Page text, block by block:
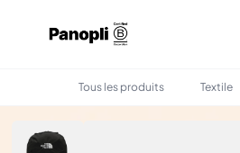
Tous les produits Textile
SAC & BAGAGERIE